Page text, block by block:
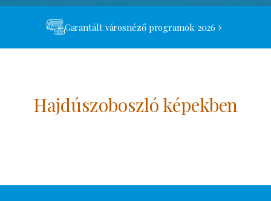
Garantált városnéző programok 2026
Hajdúszoboszló képekben